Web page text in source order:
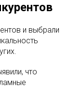
и выбрали
что